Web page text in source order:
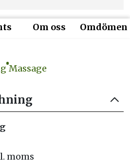
Om oss Omdömen
Massage
moms